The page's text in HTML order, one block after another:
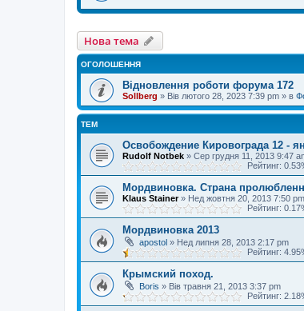
Нова тема
ОГОЛОШЕННЯ
Відновлення роботи форума 172
Sollberg » Вів лютого 28, 2023 7:39 pm » в
ТЕМ
Освобождение Кировограда 12 -
Rudolf Notbek » Сер грудня 11, 2013 9:47
Рейтинг:
Мордвиновка. Страна
Klaus Stainer» Нед жовтня 20, 2013 7:50 pm
Рейтинг:
Мордвиновка 2013
apostol » Нед липня 28, 2013 2:17 pm
Рейтинг:
Крымский поход.
Boris » Вів травня 21, 2013 3:37 pm
Рейтинг: